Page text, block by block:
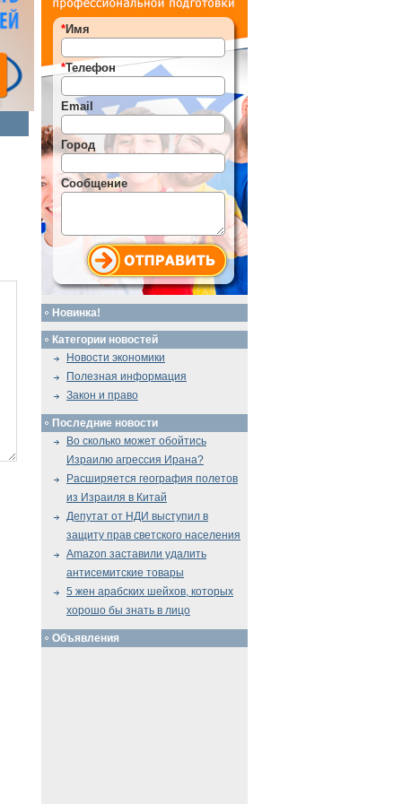
*Имя
*Телефон
Email
Город
Сообщение
Новинка!
Категории новостей
Новости экономики
Полезная информация
Закон и право
Последние новости
Во сколько может обойтись
Израилю агрессия Ирана?
Расширяется география полетов
из Израиля в Китай
Депутат от НДИ выступил в
защиту прав светского населения
Amazon заставили удалить
антисемитские товары
5 жен арабских шейхов, которых
хорошо бы знать в лицо
Объявления